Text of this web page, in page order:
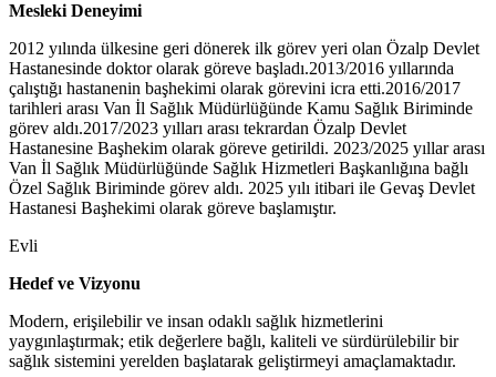
Mesleki Deneyimi
2012 yılında ülkesine geri dönerek ilk görev yeri olan Özalp Devlet
Hastanesinde doktor olarak göreve başladı.2013/2016 yıllarında
çalıştığı hastanenin başhekimi olarak görevini icra etti.2016/2017
tarihleri arası Van İl Sağlık Müdürlüğünde Kamu Sağlık Biriminde
görev aldı.2017/2023 yılları arası tekrardan Özalp Devlet
Hastanesine Başhekim olarak göreve getirildi. 2023/2025 yıllar arası
Van İl Sağlık Müdürlüğünde Sağlık Hizmetleri Başkanlığına bağlı
Özel Sağlık Biriminde görev aldı. 2025 yılı itibari ile Gevaş Devlet
Hastanesi Başhekimi olarak göreve başlamıştır.
Evli
Hedef ve Vizyonu
Modern, erişilebilir ve insan odaklı sağlık hizmetlerini
yaygınlaştırmak; etik değerlere bağlı, kaliteli ve sürdürülebilir bir
sağlık sistemini yerelden başlatarak geliştirmeyi amaçlamaktadır.